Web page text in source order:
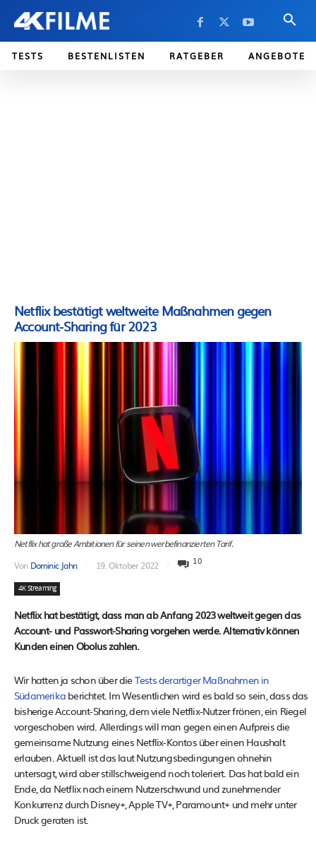
TESTS BESTENLISTEN RATGEBER ANGEBOTE
Netflix bestätigt weltweite Maßnahmen gegen
Account-Sharing für 2023
Netflix hat große Ambitionen für seinen werbefinanzierten Tarif.
Von Dominic Jahn 19. Oktober 2022 10
4K Streaming
Netflix hat bestätigt, dass man ab Anfang 2023 weltweit gegen das
Account- und Passwort-Sharing vorgehen werde. Alternativ können
Kunden einen Obolus zahlen.
Wir hatten ja schon über dieTests derartiger Maßnahmen in
Südamerika berichtet. Im Wesentlichen wird es bald so sein, dass das
bisherige Account-Sharing, dem viele Netflix-Nutzer frönen, ein Riegel
vorgeschoben wird. Allerdings will man gegen einen Aufpreis die
gemeinsame Nutzung eines Netflix-Kontos über einen Haushalt
erlauben. Aktuell ist das laut Nutzungsbedingungen ohnehin
untersagt, wird aber stillschweigend noch toleriert. Das hat bald ein
Ende, da Netflix nach einem Nutzerschwund und zunehmender
Konkurrenz durch Disney+, Apple TV+, Paramount+ und mehr unter
Druck geraten ist.